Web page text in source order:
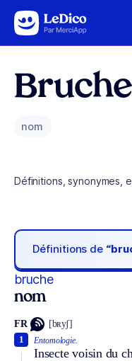
Aller au contenu
Bruche
nom
Définitions, synonymes,
Définitions de
bruche
nom
FR [bʀyʃ]
Entomologie.
Insecte voisin du
1